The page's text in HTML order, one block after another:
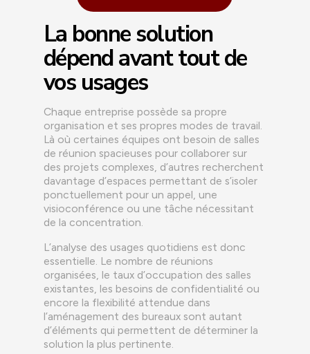
La bonne solution
dépend avant tout de
vos usages
Chaque entreprise possède sa propre
organisation et ses propres modes de travail.
Là où certaines équipes ont besoin de salles
de réunion spacieuses pour collaborer sur
des projets complexes, d’autres recherchent
davantage d’espaces permettant de s’isoler
ponctuellement pour un appel, une
visioconférence ou une tâche nécessitant
de la concentration.
L’analyse des usages quotidiens est donc
essentielle. Le nombre de réunions
organisées, le taux d’occupation des salles
existantes, les besoins de confidentialité ou
encore la flexibilité attendue dans
l’aménagement des bureaux sont autant
d’éléments qui permettent de déterminer la
solution la plus pertinente.